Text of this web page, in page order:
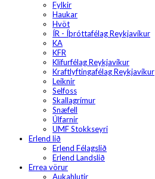
Fylkir
Haukar
Hvöt
ÍR - Íþróttafélag Reykjavíkur
KA
KFR
Klifurfélag Reykjavíkur
Kraftlyftingafélag Reykjavíkur
Leiknir
Selfoss
Skallagrímur
Snæfell
Úlfarnir
UMF Stokkseyri
Erlend lið
Erlend Félagslið
Erlend Landslið
Errea vörur
Aukahlutir